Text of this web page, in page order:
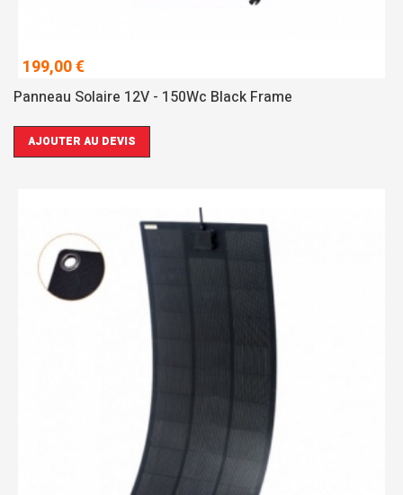
199,00 €
Panneau Solaire 12V - 150Wc Black Frame
AJOUTER AU DEVIS